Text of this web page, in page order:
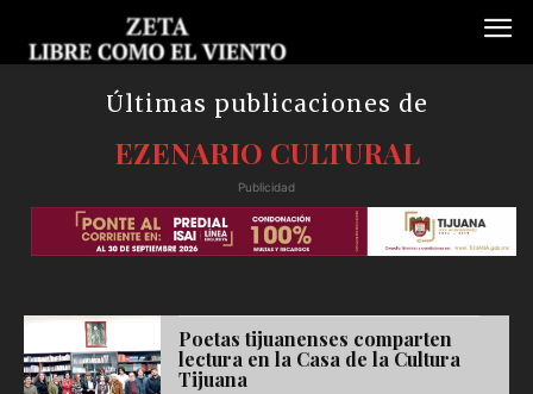
Últimas publicaciones de
EZENARIO CULTURAL
Publicidad
Poetas tijuanenses comparten
lectura en la Casa de la Cultura
Tijuana